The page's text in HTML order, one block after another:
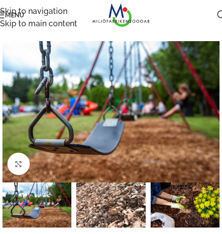
Skip to navigation
Skip to main content
MENU
Klicka för att förstora